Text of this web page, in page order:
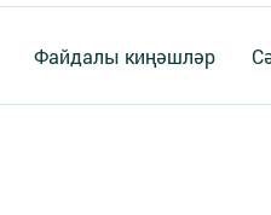
Файдалы киңәшләр